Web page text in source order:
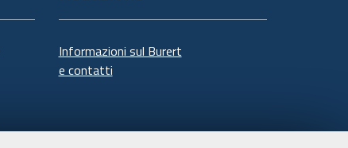
Informazioni sul Burert
e contatti